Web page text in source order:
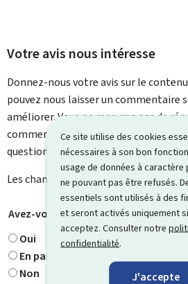
Ce site utilise des cookies
nécessaires à son bon
usage de données à caractère
ne pouvant pas être refusés.
essentiels sont utilisés à des
et seront activés uniquement
acceptez. Consulter notre
confidentialité.
J'accepte
Votre avis nous intéresse
Donnez-nous votre avis sur le
pouvez nous laisser un commentaire
améliorer. Vous ne recevrez pas de
commentaire. Utilisez le formulaire
question particulière.
Les champs marqués d’une étoile ( *
Avez-vous trouvé ce que vous
Oui
En partie
Non